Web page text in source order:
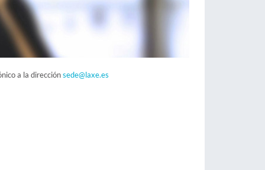
a la direcciónsede@laxe.es